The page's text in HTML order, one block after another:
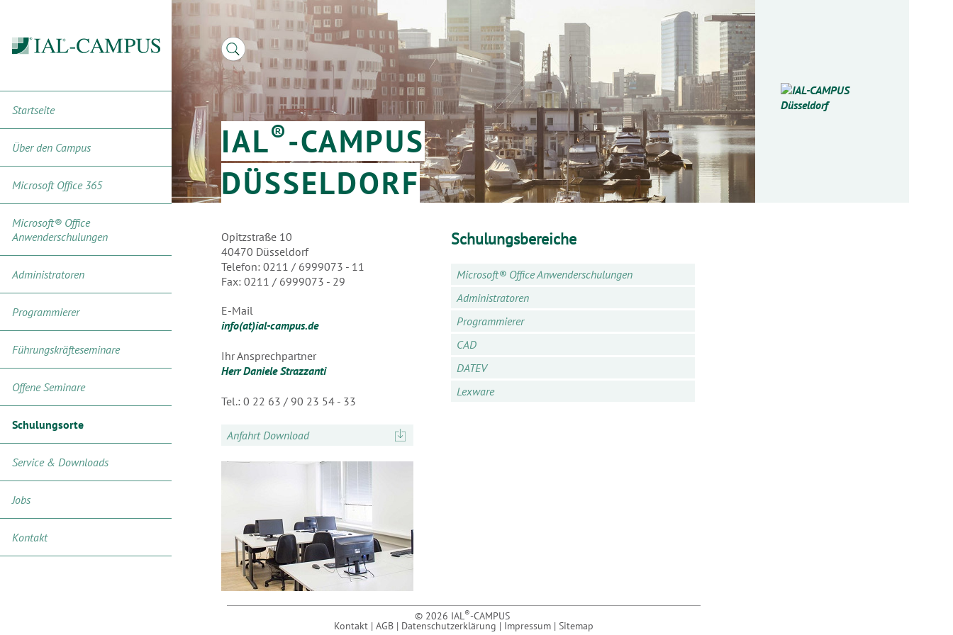
Startseite
Über den Campus
Microsoft Office 365
Microsoft® Office
Anwenderschulungen
Administratoren
Programmierer
Führungskräfteseminare
Offene Seminare
Schulungsorte
Service & Downloads
Jobs
Kontakt
IAL®-CAMPUS
DÜSSELDORF
Opitzstraße 10
40470 Düsseldorf
Telefon: 0211 / 6999073 - 11
Fax: 0211 / 6999073 - 29
E-Mail
info(at)ial-campus.de
Ihr Ansprechpartner
Herr Daniele Strazzanti
Tel.: 0 22 63 / 90 23 54 - 33
Anfahrt Download
Schulungsbereiche
Microsoft® Office Anwenderschulungen
Administratoren
Programmierer
CAD
DATEV
Lexware
© 2026 IAL®-CAMPUS
Kontakt| AGB| Datenschutzerklärung | Impressum| Sitemap